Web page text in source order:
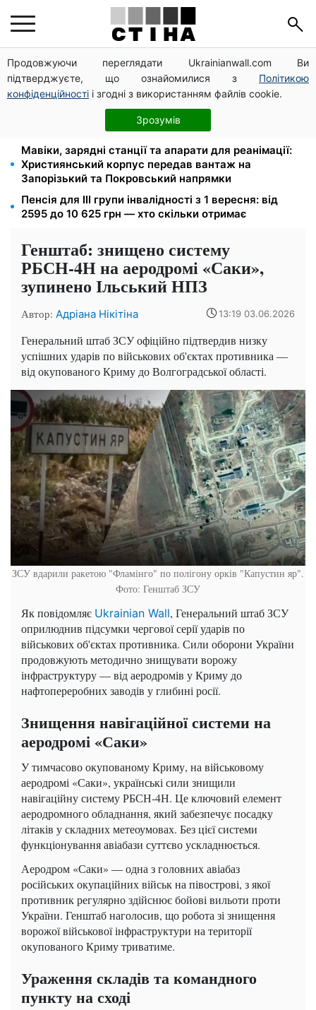
Продовжуючи переглядати Ukrainianwall.com Ви
підтверджуєте, що ознайомилися з Політикою
конфіденційності і згодні з використанням файлів cookie.
Зрозумів
172 940 грн захистять житло від арешту за
комуналку: з жовтня поріг — 432 тисячі
Новий знак на центральній вулиці: водіям
вантажівок заборонили зупинку — штраф до 680
Мавіки, зарядні станції та апарати для реанімації:
Християнський корпус передав вантаж на
Запорізький та Покровський напрямки
Пенсія для III групи інвалідності з 1 вересня: від
2595 до 10 625 грн — хто скільки отримає
Генштаб: знищено систему
РБСН-4Н на аеродромі «Саки»,
зупинено Ільський НПЗ
Автор: Адріана Нікітіна 13:19 03.06.2026
Генеральний штаб ЗСУ офіційно підтвердив низку
успішних ударів по військових об'єктах противника —
від окупованого Криму до Волгоградської області.
ЗСУ вдарили ракетою "Фламінго" по полігону орків "Капустин яр".
Фото: Генштаб ЗСУ
Як повідомляє Ukrainian Wall, Генеральний штаб ЗСУ
оприлюднив підсумки чергової серії ударів по
військових об'єктах противника. Сили оборони України
продовжують методично знищувати ворожу
інфраструктуру — від аеродромів у Криму до
нафтопереробних заводів у глибині росії.
Знищення навігаційної системи на
аеродромі «Саки»
У тимчасово окупованому Криму, на військовому
аеродромі «Саки», українські сили знищили
навігаційну систему РБСН-4Н. Це ключовий елемент
аеродромного обладнання, який забезпечує посадку
літаків у складних метеоумовах. Без цієї системи
функціонування авіабази суттєво ускладнюється.
Аеродром «Саки» — одна з головних авіабаз
російських окупаційних військ на півострові, з якої
противник регулярно здійснює бойові вильоти проти
України. Генштаб наголосив, що робота зі знищення
ворожої військової інфраструктури на території
окупованого Криму триватиме.
Ураження складів та командного
пункту на сході